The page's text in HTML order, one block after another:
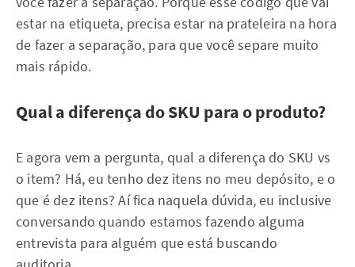
estar na etiqueta, precisa estar na prateleira na hora
de fazer a separação, para que você separe muito
mais rápido.
Qual a diferença do SKU para o produto?
E agora vem a pergunta, qual a diferença do SKU vs
o item? Há, eu tenho dez itens no meu depósito, e o
que é dez itens? Aí fica naquela dúvida, eu inclusive
conversando quando estamos fazendo alguma
entrevista para alguém que está buscando